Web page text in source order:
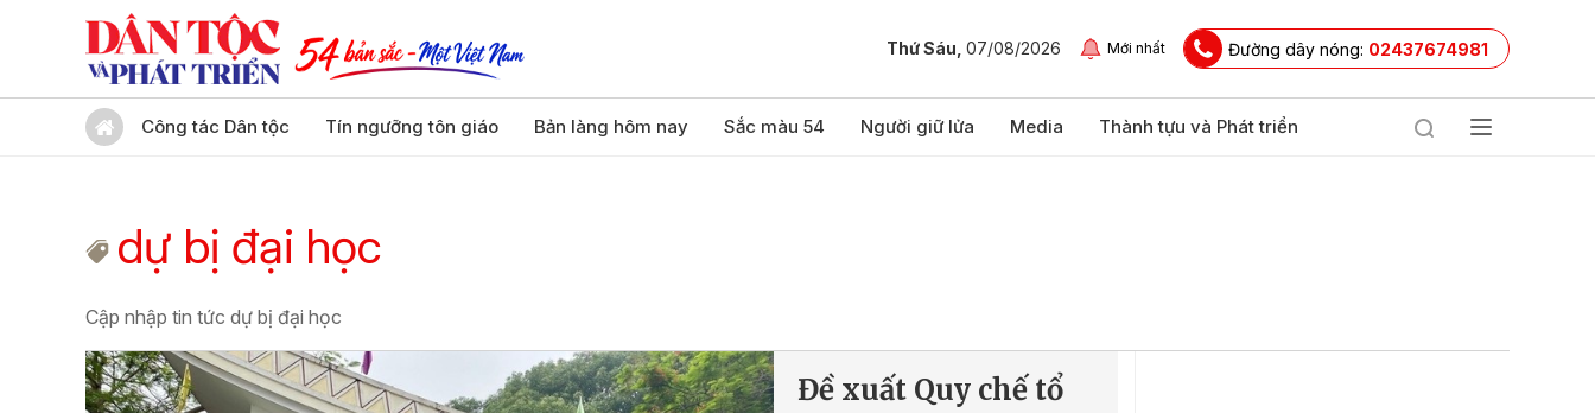
Thứ Sáu, 07/08/2026 Mới nhất Đường dây nóng: 02437674981
Công tác Dân tộc Tín ngưỡng tôn giáo Bản làng hôm nay Sắc màu 54 Người giữ lửa Media Thành tựu và Phát triển
dự bị đại học
Cập nhập tin tức dự bị đại học
Đề xuất Quy chế tổ